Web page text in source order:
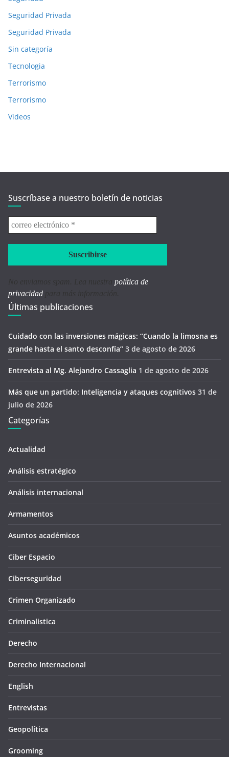
Seguridad Privada
Seguridad Privada
Sin categoría
Tecnologia
Terrorismo
Terrorismo
Videos
Suscríbase a nuestro boletín de noticias
política de
privacidad
Últimas publicaciones
Cuidado con las inversiones mágicas: “Cuando la limosna es
grande hasta el santo desconfía’’ 3 de agosto de 2026
Entrevista al Mg. Alejandro Cassaglia 1 de agosto de 2026
Más que un partido: Inteligencia y ataques cognitivos 31 de
julio de 2026
Categorías
Actualidad
Análisis estratégico
Análisis internacional
Armamentos
Asuntos académicos
Ciber Espacio
Ciberseguridad
Crimen Organizado
Criminalistica
Derecho
Derecho Internacional
English
Entrevistas
Geopolítica
Grooming